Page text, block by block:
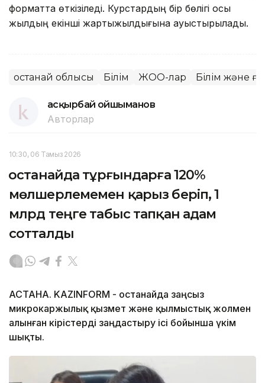
форматта өткізіледі. Курстардың бір бөлігі осы
жылдың екінші жартыжылдығына ауыстырылады.
Қостанай облысы Білім ЖОО-лар Білім және
Қасқырбай Қойшыманов
Авторлар
10:30, 06 Тамыз 2026
Қостанайда тұрғындарға 120%
мөлшерлемемен қарыз беріп, 1
млрд теңге табыс тапқан адам
сотталды
АСТАНА. KAZINFORM - Қостанайда заңсыз
микрокаржылық қызмет және қылмыстық жолмен
алынған кірістерді заңдастыру ісі бойынша үкім
шықты.